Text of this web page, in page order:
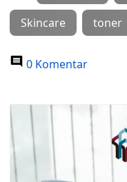
Skincare toner
0 Komentar